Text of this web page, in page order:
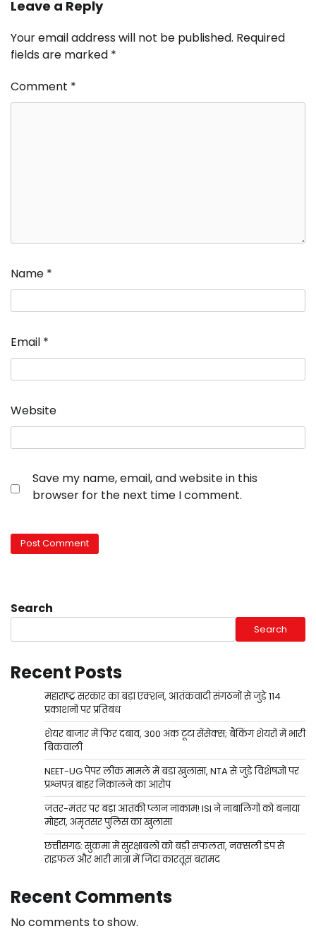
Leave a Reply
Your email address will not be published. Required
fields are marked *
Comment *
Name *
Email *
Website
Save my name, email, and website in this
browser for the next time I comment.
Search
Search
Recent Posts
महाराष्ट्र सरकार का बड़ा एक्शन, आतंकवादी संगठनों से जुड़े 114
प्रकाशनों पर प्रतिबंध
शेयर बाजार में फिर दबाव, 300 अंक टूटा सेंसेक्स; बैंकिंग शेयरों में भारी
बिकवाली
NEET-UG पेपर लीक मामले में बड़ा खुलासा, NTA से जुड़े विशेषज्ञों पर
प्रश्नपत्र बाहर निकालने का आरोप
जंतर-मंतर पर बड़ा आतंकी प्लान नाकाम! ISI ने नाबालिगों को बनाया
मोहरा, अमृतसर पुलिस का खुलासा
छत्तीसगढ़: सुकमा में सुरक्षाबलों को बड़ी सफलता, नक्सली डंप से
राइफल और भारी मात्रा में जिंदा कारतूस बरामद
Recent Comments
No comments to show.